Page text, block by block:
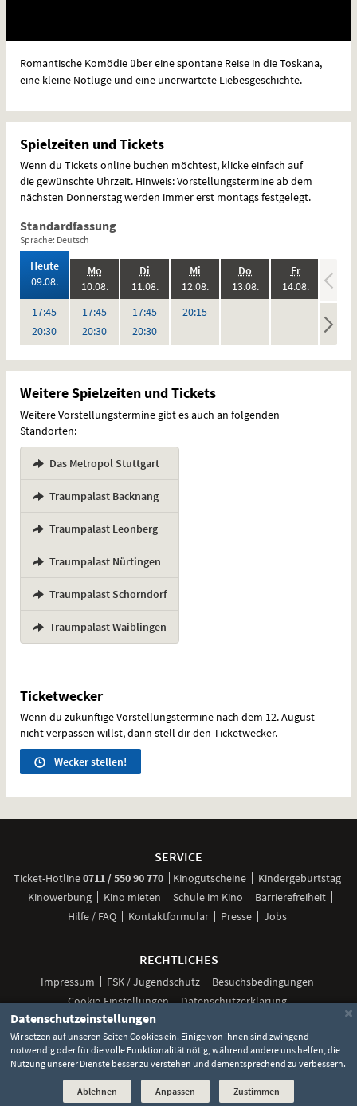
Romantische Komödie über eine spontane Reise in die Toskana,
eine kleine Notlüge und eine unerwartete Liebesgeschichte.
Spielzeiten und Tickets
Wenn du Tickets online buchen möchtest, klicke einfach auf
die gewünschte Uhrzeit. Hinweis: Vorstellungstermine ab dem
nächsten Donnerstag werden immer erst montags festgelegt.
Standardfassung
Sprache: Deutsch
Heute,
09.08.2026:
17:45Uhr
20:30Uhr
Mo.,
10.08.2026:
17:45Uhr
20:30Uhr
Di
11.08.2026:
17:45Uhr
20:30Uhr
Mi.,
12.08.2026:
20:15Uhr
Do
13.08.2026:
Fr.,
14.08.2026:
Vorstellungen
Weitere Spielzeiten und Tickets
Weitere Vorstellungstermine gibt es auch an folgenden
Standorten:
Das Metropol Stuttgart
Traumpalast Backnang
Traumpalast Leonberg
Traumpalast Nürtingen
Traumpalast Schorndorf
Traumpalast Waiblingen
Ticketwecker
Wenn du zukünftige Vorstellungstermine nach dem 12. August
nicht verpassen willst, dann stell dir den Ticketwecker.
Wecker stellen!
SERVICE
Ticket-Hotline0711 / 550 90 770anrufen
Kinogutscheine
Kindergeburtstag
Kinowerbung
Kino mieten Schule im Kino
Barrierefreiheit
Hilfe / FAQ
Kontaktformular Presse Jobs
RECHTLICHES
Impressum FSK / Jugendschutz
Besuchsbedingungen
Cookie-Einstellungen
Datenschutzerklärung
Social
Unsere
bei
Facebook
Unsere
bei
Instagram
Unsere
TikTok
Unser
bei
YouTube
Unser
bei
WhatsApp
©2026 Lochmann Filmtheaterbetriebe
×
Datenschutzeinstellungen
Wir setzen auf unseren Seiten Cookies ein. Einige von ihnen sind zwingend
notwendig oder für die volle Funktionalität nötig, während andere uns helfen, die
Nutzung unserer Dienste besser zu verstehen und dementsprechend zu verbessern.
Ablehnen Anpassen Zustimmen